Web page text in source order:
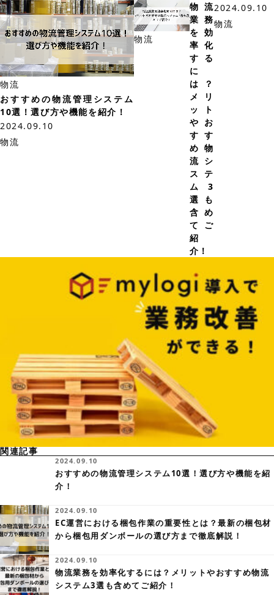
物流
おすすめの物流管理システム
10選！選び方や機能を紹介！
2024.09.10
物流
物流
物流
業務
を効
率化
する
に
は？
メリ
ット
やお
すす
め物
流シ
ステ
ム3
選も
含め
てご
紹
介！
2024.09.10
物流
関連記事
2024.09.10
おすすめの物流管理システム10選！選び方や機能を紹
介！
2024.09.10
EC運営における梱包作業の重要性とは？最新の梱包材
から梱包用ダンボールの選び方まで徹底解説！
2024.09.10
物流業務を効率化するには？メリットやおすすめ物流
システム3選も含めてご紹介！